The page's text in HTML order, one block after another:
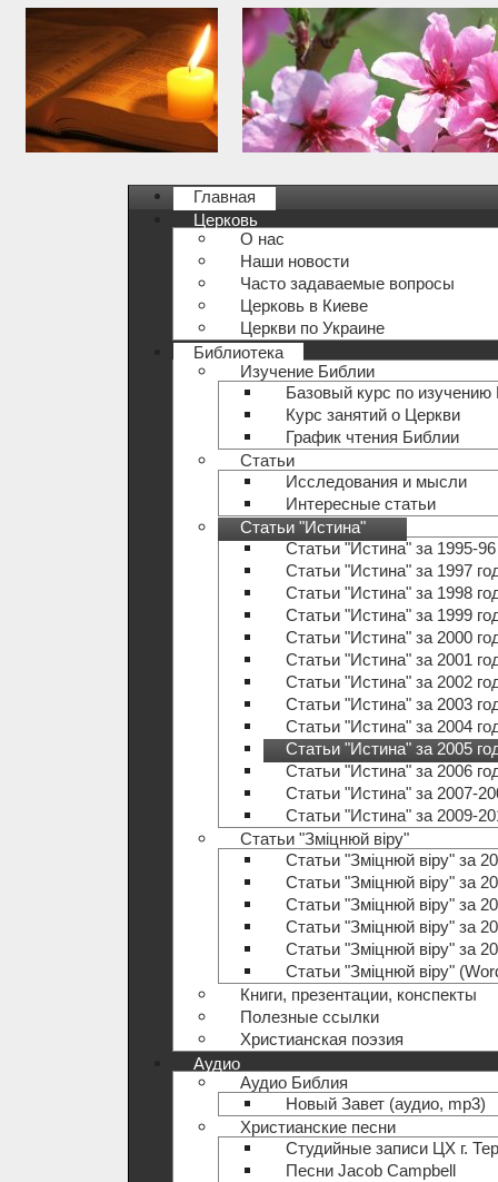
Главная
Церковь
О нас
Наши новости
Часто задаваемые вопросы
Церковь в Киеве
Церкви по Украине
Библиотека
Изучение Библии
Базовый курс по изучению
Курс занятий о Церкви
График чтения Библии
Статьи
Исследования и мысли
Интересные статьи
Статьи "Истина"
Статьи "Истина" за 1995-
Статьи "Истина" за 1997
Статьи "Истина" за 1998
Статьи "Истина" за 1999
Статьи "Истина" за 2000
Статьи "Истина" за 2001
Статьи "Истина" за 2002
Статьи "Истина" за 2003
Статьи "Истина" за 2004
Статьи "Истина" за 2005
Статьи "Истина" за 2006
Статьи "Истина" за 2007-
Статьи "Истина" за 2009-
Статьи "Зміцнюй віру"
Статьи "Зміцнюй віру" за
Статьи "Зміцнюй віру" за
Статьи "Зміцнюй віру" за
Статьи "Зміцнюй віру" за
Статьи "Зміцнюй віру" за
Статьи "Зміцнюй віру"
Книги, презентации, конспекты
Полезные ccылки
Христианская поэзия
Аудио
Аудио Библия
Новый Завет (аудио, mp3)
Христианские песни
Студийные записи ЦХ г.
Песни Jacob Campbell